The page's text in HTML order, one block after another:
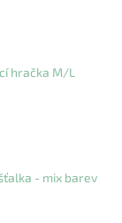
hračka M/L
- mix barev